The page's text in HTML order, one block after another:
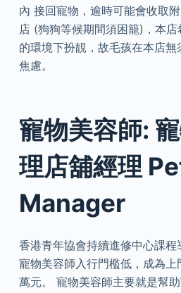
內 接回寵物，逾時可能會收取
店 (狗狗等候期間須困籠)，本
的環境下扮靚，故毛孩在本店
焦慮。
寵物美容師:
理店舖經理
Manager
香港青年協會持續進修中心課程
寵物美容師入行門檻低，成為
萬元。 寵物美容師主要就是幫